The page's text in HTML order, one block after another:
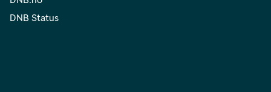
DNB Status